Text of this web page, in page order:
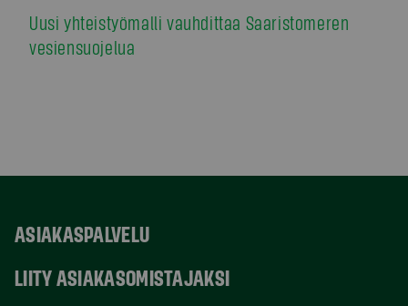
Uusi yhteistyömalli vauhdittaa Saaristomeren
vesiensuojelua
ASIAKASPALVELU
LIITY ASIAKASOMISTAJAKSI